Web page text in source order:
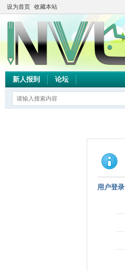
设为首页 收藏本站
新人报到 论坛
用户登录